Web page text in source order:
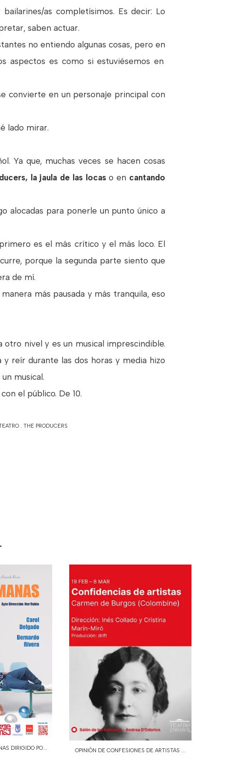
as completísimos. Es decir: Lo
saben actuar.
no entiendo algunas cosas, pero en
aspectos es como si estuviésemos en
convierte en un personaje principal con
lado mirar.
Ya que, muchas veces se hacen cosas
la jaula de las locaso en cantando
alocadas para ponerle un punto único a
es el más crítico y el más loco. El
porque la segunda parte siento que
de mí.
más pausada y más tranquila, eso
otro nivel y es un musical imprescindible.
reír durante las dos horas y media hizo
musical.
el público. De 10.
. THE PRODUCERS
DIRIGIDO PO... OPINIÓN DE CONFESIONES DE ARTISTAS ...